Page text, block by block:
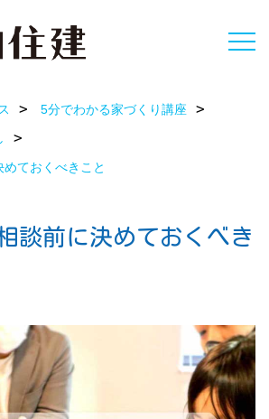
5分でわかる家づくり講座
ておくべきこと
談前に決めておくべき